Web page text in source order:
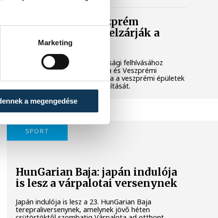
Marketing
a megengedése
Lekapcsolják Veszprém
díszkivilágítását, elzárják a
szökőkutakat
A kormány energiatakarékossági felhívásához
csatlakozva Veszprém városa és Veszprémi
Főegyházmegye is lekapcsolta a veszprémi épületek
és nevezetességek díszkivilágítását.
SPORT
HunGarian Baja: japán indulója
is lesz a várpalotai versenynek
Japán indulója is lesz a 23. HunGarian Baja
terepraliversenynek, amelynek jövő héten